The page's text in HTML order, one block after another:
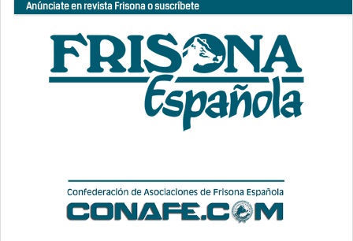
Anúnciate en revista Frisona o suscríbete